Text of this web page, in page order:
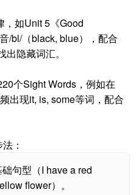
，如Unit 5《Good
/bl/（black, blue），配合
出隐藏词汇。
个Sight Words，例如在
出现it, is, some等词，配合
：
句型（I have a red
flower）。